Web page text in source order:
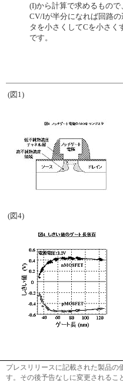
(I)から計算で求めるもので
CV/Iが半分になれば回路
タを小さくしてCを小さく
です。
(図1)
(図4)
プレスリリースに記載された製品
す。その後予告なしに変更されるこ